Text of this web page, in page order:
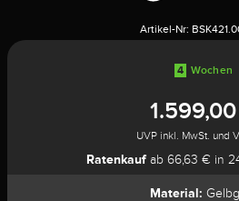
Artikel-Nr:
4 Wochen
UVP inkl. MwSt. und
Ratenkaufab 66,63 € in
Material: